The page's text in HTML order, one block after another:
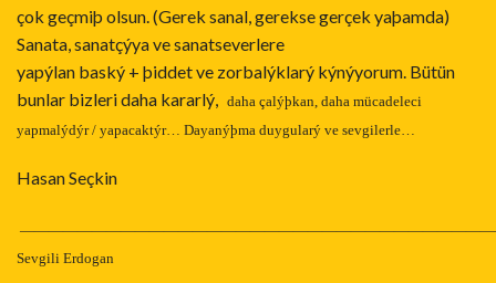
çok geçmiþ olsun. (Gerek sanal, gerekse gerçek yaþamda)
Sanata, sanatçýya ve sanatseverlere
yapýlan baský + þiddet ve zorbalýklarý kýnýyorum. Bütün
bunlar bizleri daha kararlý,
daha çalýþkan, daha mücadeleci
yapmalýdýr / yapacaktýr… Dayanýþma duygularý ve sevgilerle…
Hasan Seçkin
Sevgili Erdogan